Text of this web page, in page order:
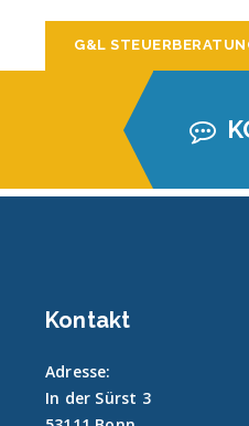
G&L
Kontakt
Adresse:
In der Sürst 3